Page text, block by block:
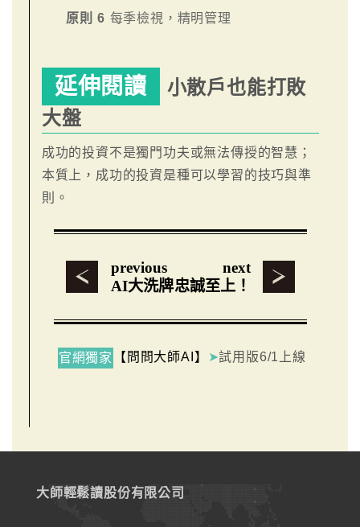
原則 6 每季檢視，精明管理
延伸閱讀
小散戶也能打敗
大盤
成功的投資不是獨門功夫或無法傳授的智慧；
本質上，成功的投資是種可以學習的技巧與準
則。
previous
AI大洗牌
next
忠誠至上！
官網獨家 【問問大師AI】 ➤試用版6/1上線
大師輕鬆讀股份有限公司